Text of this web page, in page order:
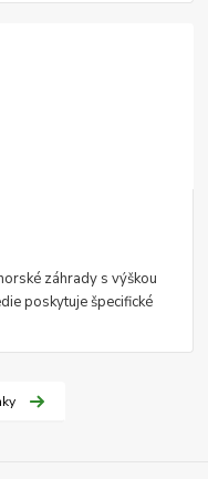
záhrady s výškou
poskytuje špecifické